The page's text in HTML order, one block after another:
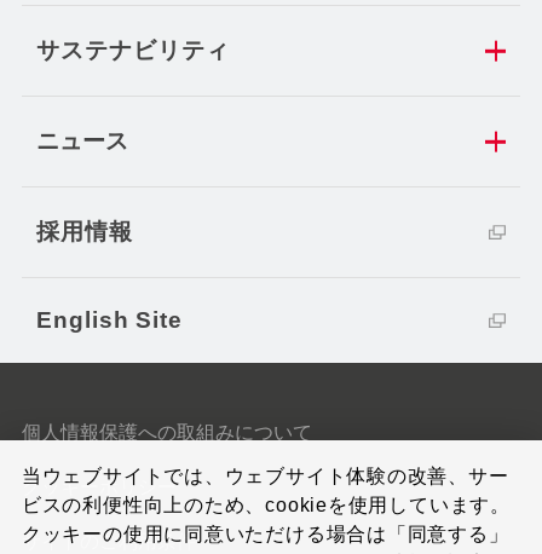
サステナビリティ
ニュース
採用情報
English Site
個人情報保護への取組みについて
クッキーポリシー
サイトのご利用条件
当ウェブサイトでは、ウェブサイト体験の改善、サー
ビスの利便性向上のため、cookieを使用しています。
クッキーの使用に同意いただける場合は「同意する」